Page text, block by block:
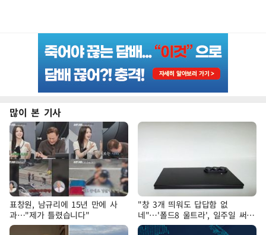
많이 본 기사
표창원, 남규리에 15년 만에 사
과…"제가 틀렸습니다"
"창 3개 띄워도 답답함 없
네"…'폴드8 울트라', 일주일 써보
니